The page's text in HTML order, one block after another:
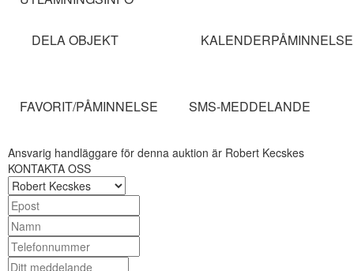
DELA OBJEKT KALENDERPÅMINNELSE
FAVORIT/PÅMINNELSE SMS-MEDDELANDE
Ansvarig handläggare för denna auktion är Robert Kecskes
KONTAKTA OSS